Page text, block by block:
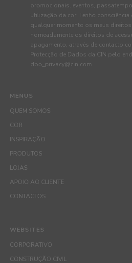
MENUS
QUEM SOMOS
COR
INSPIRAÇÃO
PRODUTOS
LOJAS
APOIO AO CLIENTE
CONTACTOS
promocionais, eventos,
utilização da cor. Tenho consciência
qualquer momento os meus
nomeadamente os direitos de
apagamento, através de contacto
Protecção de Dados da CIN pelo
dpo_privacy@cin.com
WEBSITES
CORPORATIVO
CONSTRUÇÃO CIVIL